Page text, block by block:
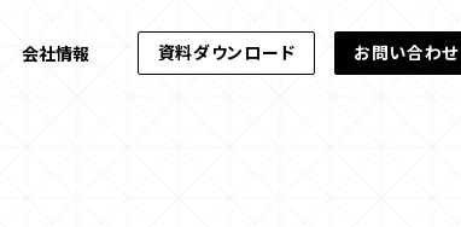
会社情報
資料ダウンロード
資料ダウンロード
お問い合わせ
お問い合わせ